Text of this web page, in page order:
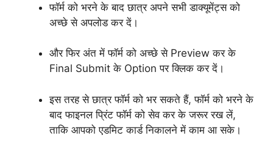
फॉर्म को भरने के बाद छात्र अपने सभी डाक्यूमेंट्स को
अच्छे से अपलोड कर दें।
और फिर अंत में फॉर्म को अच्छे से Preview कर के
Final Submit के Option पर क्लिक कर दें।
इस तरह से छात्र फॉर्म को भर सकते हैं, फॉर्म को भरने के
बाद फाइनल प्रिंट फॉर्म को सेव कर के जरूर रख लें,
ताकि आपको एडमिट कार्ड निकालने में काम आ सके।